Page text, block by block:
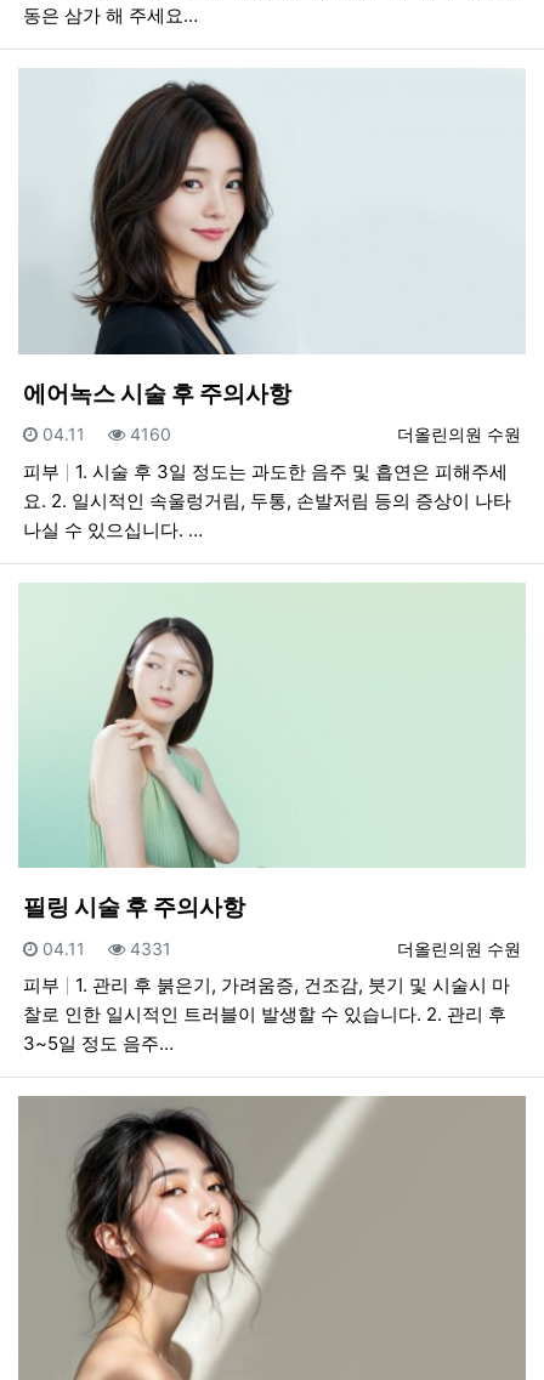
동은 삼가 해 주세요…
에어녹스 시술 후 주의사항
등록자
더올린의원 수원
등록일
04.11 조회
4160
피부
1. 시술 후 3일 정도는 과도한 음주 및 흡연은 피해주세
요. 2. 일시적인 속울렁거림, 두통, 손발저림 등의 증상이 나타
나실 수 있으십니다. …
필링 시술 후 주의사항
등록자
더올린의원 수원
등록일
04.11 조회
4331
피부
1. 관리 후 붉은기, 가려움증, 건조감, 붓기 및 시술시 마
찰로 인한 일시적인 트러블이 발생할 수 있습니다. 2. 관리 후
3~5일 정도 음주…